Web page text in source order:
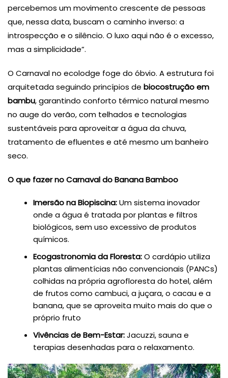
percebemos um movimento crescente de pessoas
que, nessa data, buscam o caminho inverso: a
introspecção e o silêncio. O luxo aqui não é o excesso,
mas a simplicidade”.
O Carnaval no ecolodge foge do óbvio. A estrutura foi
arquitetada seguindo princípios de biocostrução em
bambu, garantindo conforto térmico natural mesmo
no auge do verão, com telhados e tecnologias
sustentáveis para aproveitar a água da chuva,
tratamento de efluentes e até mesmo um banheiro
seco.
O que fazer no Carnaval do Banana Bamboo
Imersão na Biopiscina:Um sistema inovador
onde a água é tratada por plantas e filtros
biológicos, sem uso excessivo de produtos
químicos.
Ecogastronomia da Floresta:O cardápio utiliza
plantas alimentícias não convencionais (PANCs)
colhidas na própria agrofloresta do hotel, além
de frutos como cambuci, a juçara, o cacau e a
banana, que se aproveita muito mais do que o
próprio fruto
Vivências de Bem-Estar:Jacuzzi, sauna e
terapias desenhadas para o relaxamento.